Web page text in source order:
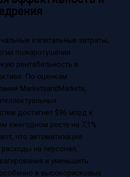
капитальные затраты,
пожаротушения
рентабельность в
По оценкам
MarketsandMarkets,
достигнет $96 млрд к
ежегодном росте на 7,1%.
что автоматизация
на персонал,
и уменьшить
в высокорисковых